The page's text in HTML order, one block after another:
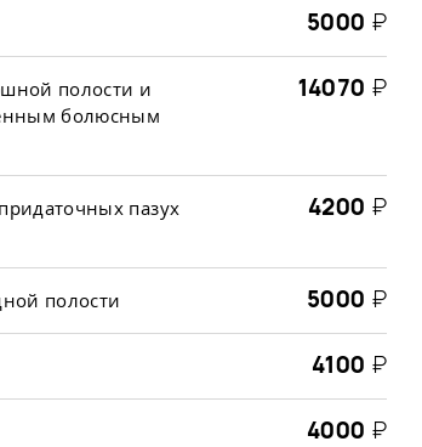
5000 ₽
полости и
болюсным
14070 ₽
пазух
4200 ₽
полости 5000 ₽
4100 ₽
4000 ₽